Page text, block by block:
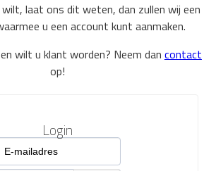
laat ons dit weten, dan zullen wij een
u een account kunt aanmaken.
wilt u klant worden? Neem dan contact
op!
Login